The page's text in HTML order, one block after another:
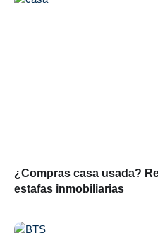
¿Compras casa usada?
estafas inmobiliarias